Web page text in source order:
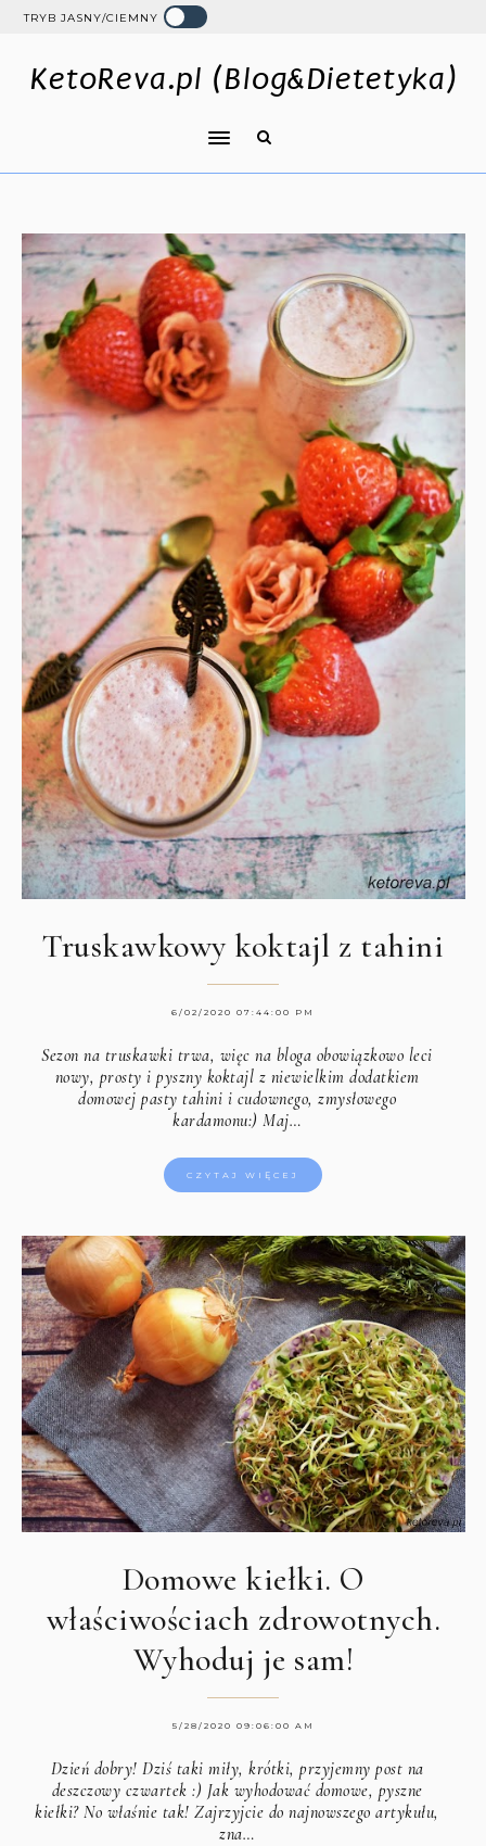
TRYB JASNY/CIEMNY
KetoReva.pl (Blog&Dietetyka)
Truskawkowy koktajl z tahini
6/02/2020 07:44:00 PM
Sezon na truskawki trwa, więc na bloga obowiązkowo leci
nowy, prosty i pyszny koktajl z niewielkim dodatkiem
domowej pasty tahini i cudownego, zmysłowego
kardamonu:) Maj…
CZYTAJ WIĘCEJ
Domowe kiełki. O
właściwościach zdrowotnych.
Wyhoduj je sam!
5/28/2020 09:06:00 AM
Dzień dobry! Dziś taki miły, krótki, przyjemny post na
deszczowy czwartek :) Jak wyhodować domowe, pyszne
kiełki? No właśnie tak! Zajrzyjcie do najnowszego artykułu,
zna…